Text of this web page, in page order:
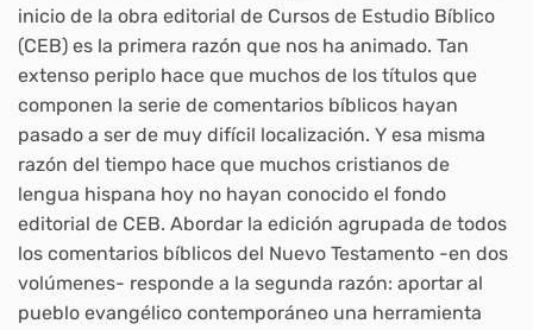
inicio de la obra editorial de Cursos de Estudio Bíblico
(CEB) es la primera razón que nos ha animado. Tan
extenso periplo hace que muchos de los títulos que
componen la serie de comentarios bíblicos hayan
pasado a ser de muy difícil localización. Y esa misma
razón del tiempo hace que muchos cristianos de
lengua hispana hoy no hayan conocido el fondo
editorial de CEB. Abordar la edición agrupada de todos
los comentarios bíblicos del Nuevo Testamento -en dos
volúmenes- responde a la segunda razón: aportar al
pueblo evangélico contemporáneo una herramienta